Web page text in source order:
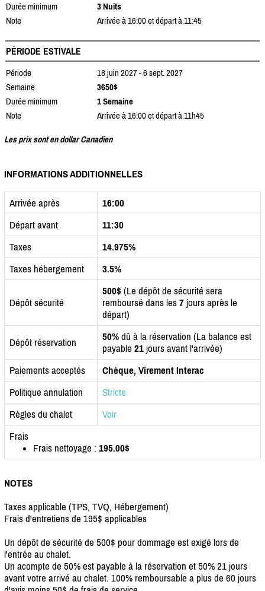
Durée minimum
3 Nuits
Note
Arrivée à 16:00 et départ à 11:45
PÉRIODE ESTIVALE
Période
18 juin 2027 - 6 sept. 2027
Semaine
3650$
Durée minimum
1 Semaine
Note
Arrivée à 16:00 et départ à 11h45
Les prix sont en dollar Canadien
INFORMATIONS ADDITIONNELLES
Arrivée après
16:00
Départ avant
11:30
Taxes
14.975%
Taxes hébergement
3.5%
Dépôt sécurité
500$ (Le dépôt de sécurité sera
remboursé dans les 7 jours après le
départ)
Dépôt réservation 50% dû à la réservation (La balance est
payable 21 jours avant l'arrivée)
Paiements acceptés
Chèque, Virement Interac
Politique annulation
Stricte
Règles du chalet
Voir
Frais
Frais nettoyage : 195.00$
NOTES
Taxes applicable (TPS, TVQ, Hébergement)
Frais d'entretiens de 195$ applicables
Un dépôt de sécurité de 500$ pour dommage est exigé lors de
l'entrée au chalet.
Un acompte de 50% est payable à la réservation et 50% 21 jours
avant votre arrivé au chalet. 100% remboursable a plus de 60 jours